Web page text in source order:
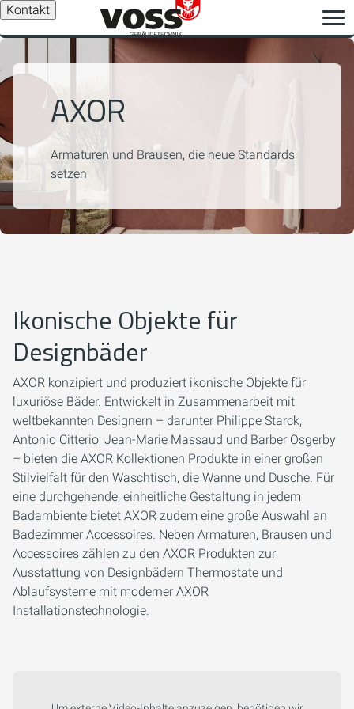
Kontakt
AXOR
Armaturen und Brausen, die neue Standards
setzen
Ikonische Objekte für
Designbäder
AXOR konzipiert und produziert ikonische Objekte für
luxuriöse Bäder. Entwickelt in Zusammenarbeit mit
weltbekannten Designern – darunter Philippe Starck,
Antonio Citterio, Jean-Marie Massaud und Barber Osgerby
– bieten die AXOR Kollektionen Produkte in einer großen
Stilvielfalt für den Waschtisch, die Wanne und Dusche. Für
eine durchgehende, einheitliche Gestaltung in jedem
Badambiente bietet AXOR zudem eine große Auswahl an
Badezimmer Accessoires. Neben Armaturen, Brausen und
Accessoires zählen zu den AXOR Produkten zur
Ausstattung von Designbädern Thermostate und
Ablaufsysteme mit moderner AXOR
Installationstechnologie.